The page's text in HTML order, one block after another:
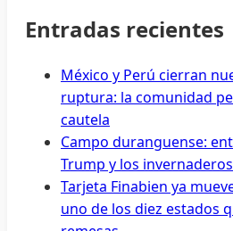
Entradas recientes
México y Perú cierran
ruptura: la comunidad
cautela
Campo duranguense:
Trump y los
Tarjeta Finabien ya
uno de los diez estados